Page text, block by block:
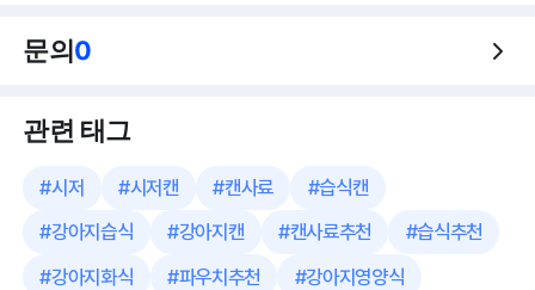
문의0
관련 태그
#시저 #시저캔 #캔사료 #습식캔
#강아지습식 #강아지캔 #캔사료추천 #습식추천
#강아지화식 #파우치추천 #강아지영양식